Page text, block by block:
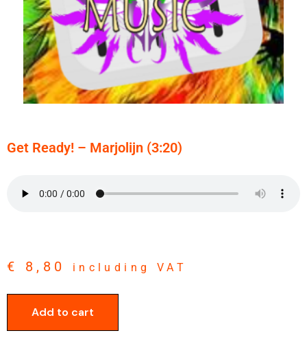
Get Ready! – Marjolijn (3:20)
€ 8,80 including VAT
Add to cart